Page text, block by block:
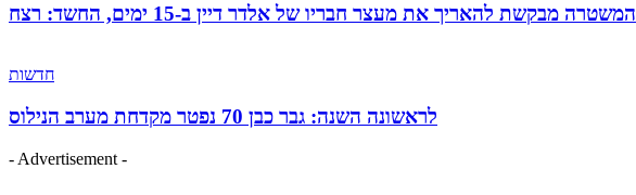
המשטרה מבקשת להאריך את מעצר חבריו של אלדר דיין ב-15 ימים, החשד: רצח
חדשות
לראשונה השנה: גבר כבן 70 נפטר מקדחת מערב הנילוס
- Advertisement -